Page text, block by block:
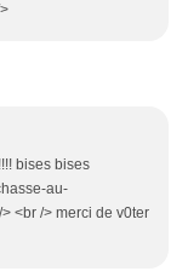
bises bises
au-
<br /> merci de v0ter